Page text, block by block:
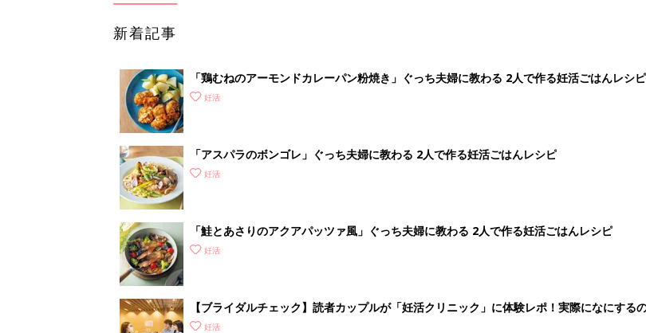
新着記事
「鶏むねのアーモンドカレーパン粉焼き」ぐっち夫婦に教わる 2人で作る妊活ごはんレシピ
妊活
「アスパラのボンゴレ」ぐっち夫婦に教わる 2人で作る妊活ごはんレシピ
妊活
「鮭とあさりのアクアパッツァ風」ぐっち夫婦に教わる 2人で作る妊活ごはんレシピ
妊活
【ブライダルチェック】読者カップルが「妊活クリニック」に体験レポ！実際になにする
がわかるの？
妊活